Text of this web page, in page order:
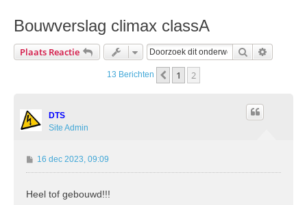
Bouwverslag climax classA
Plaats Reactie Zoek
13 Berichten Vorige
1 2
DTS
Site Admin
B
e
i
16 dec 2023, 09:09
Heel tof gebouwd!!!